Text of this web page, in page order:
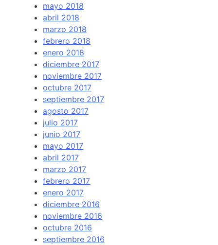
mayo 2018
abril 2018
marzo 2018
febrero 2018
enero 2018
diciembre 2017
noviembre 2017
octubre 2017
septiembre 2017
agosto 2017
julio 2017
junio 2017
mayo 2017
abril 2017
marzo 2017
febrero 2017
enero 2017
diciembre 2016
noviembre 2016
octubre 2016
septiembre 2016